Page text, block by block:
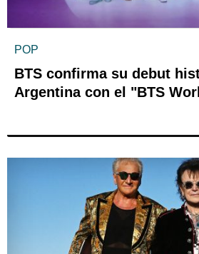
POP
BTS confirma su debut
Argentina con el "BTS